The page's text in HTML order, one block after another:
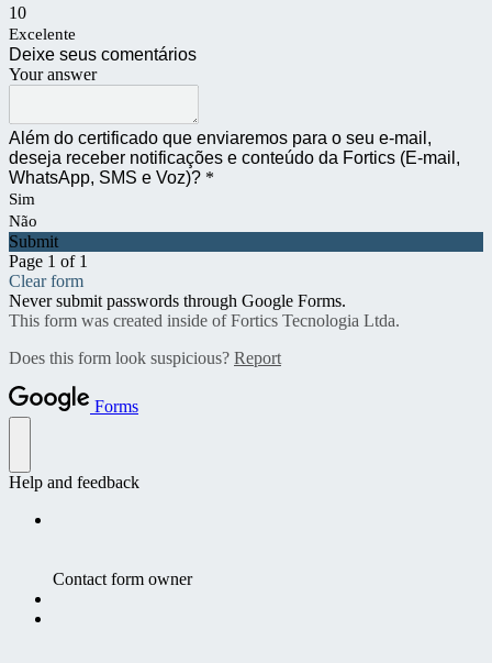
10
Excelente
Deixe seus comentários
Your answer
Além do certificado que enviaremos para o seu e-mail,
deseja receber notificações e conteúdo da Fortics (E-mail,
WhatsApp, SMS e Voz)? *
Sim
Não
Submit
Page 1 of 1
Clear form
Never submit passwords through Google Forms.
This form was created inside of Fortics Tecnologia Ltda.
Does this form look suspicious? Report
Forms
Help and feedback
Contact form owner